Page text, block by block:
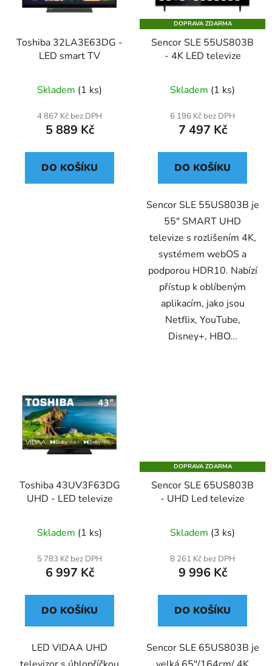
Toshiba 32LA3E63DG -
LED smart TV
Skladem (1 ks)
4 867 Kč bez DPH
5 889 Kč
DO KOŠÍKU
DOPRAVA ZDARMA
Sencor SLE 55US803B
- 4K LED televize
Skladem (1 ks)
6 196 Kč bez DPH
7 497 Kč
DO KOŠÍKU
Sencor SLE 55US803B je
55" SMART UHD
televize s rozlišením 4K,
systémem webOS a
podporou HDR10. Nabízí
přístup k oblíbeným
aplikacím, jako jsou
Netflix, YouTube,
Disney+, HBO...
Toshiba 43UV3F63DG
UHD - LED televize
Skladem (1 ks)
5 783 Kč bez DPH
6 997 Kč
DO KOŠÍKU
LED VIDAA UHD
DOPRAVA ZDARMA
Sencor SLE 65US803B
- UHD Led televize
Skladem (3 ks)
8 261 Kč bez DPH
9 996 Kč
DO KOŠÍKU
Sencor SLE 65US803B je